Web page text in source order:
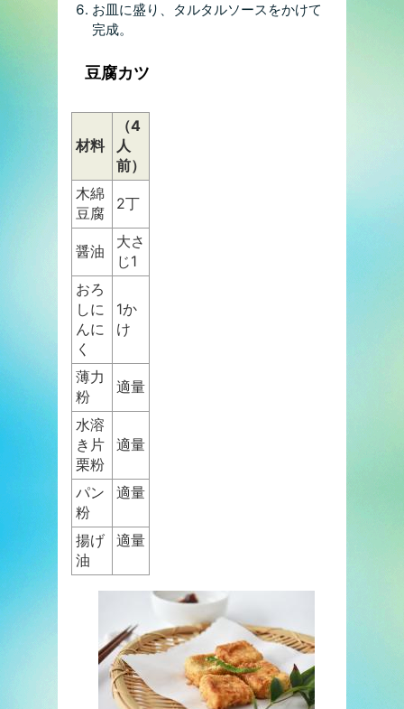
お皿に盛り、タルタルソースをかけて
完成。
豆腐カツ
材料
（4
人
前）
木綿
豆腐
2丁
醤油
大さ
じ1
おろ
しに
んに
く
1か
け
薄力
粉
適量
水溶
き片
栗粉
適量
パン
粉
適量
揚げ
油
適量